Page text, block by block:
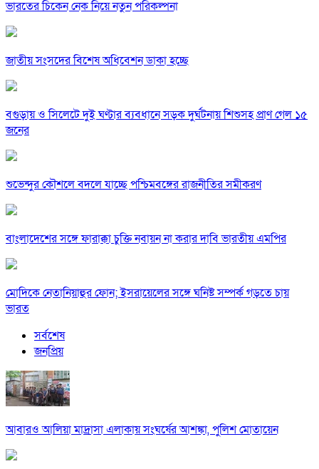
ভারতের চিকেন নেক নিয়ে নতুন পরিকল্পনা
জাতীয় সংসদের বিশেষ অধিবেশন ডাকা হচ্ছে
বগুড়ায় ও সিলেটে দুই ঘণ্টার ব্যবধানে সড়ক দুর্ঘটনায় শিশুসহ প্রাণ গেল ১৫
জনের
শুভেন্দুর কৌশলে বদলে যাচ্ছে পশ্চিমবঙ্গের রাজনীতির সমীকরণ
বাংলাদেশের সঙ্গে ফারাক্কা চুক্তি নবায়ন না করার দাবি ভারতীয় এমপির
মোদিকে নেতানিয়াহুর ফোন; ইসরায়েলের সঙ্গে ঘনিষ্ট সম্পর্ক গড়তে চায়
ভারত
সর্বশেষ
জনপ্রিয়
আবারও আলিয়া মাদ্রাসা এলাকায় সংঘর্ষের আশঙ্কা, পুলিশ মোতায়েন